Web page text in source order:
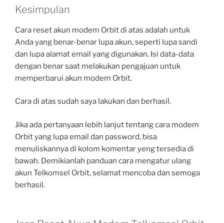
Kesimpulan
Cara reset akun modem Orbit di atas adalah untuk
Anda yang benar-benar lupa akun, seperti lupa sandi
dan lupa alamat email yang digunakan. Isi data-data
dengan benar saat melakukan pengajuan untuk
memperbarui akun modem Orbit.
Cara di atas sudah saya lakukan dan berhasil.
Jika ada pertanyaan lebih lanjut tentang cara modem
Orbit yang lupa email dan password, bisa
menuliskannya di kolom komentar yeng tersedia di
bawah. Demikianlah panduan cara mengatur ulang
akun Telkomsel Orbit, selamat mencoba dan semoga
berhasil.